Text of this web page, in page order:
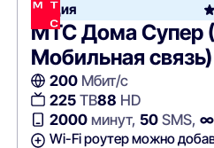
Акция
МТС Дома Супер
Мобильная связь)
200Мбит/с
225ТВ88 HD
2000минут, 50SMS, ∞
Wi-Fi роутер можно